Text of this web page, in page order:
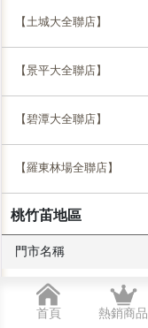
【土城大全聯店】
【景平大全聯店】
【碧潭大全聯店】
【羅東林場全聯店】
桃竹苖地區
門市名稱
【桃園八德店】
首頁 熱銷商品